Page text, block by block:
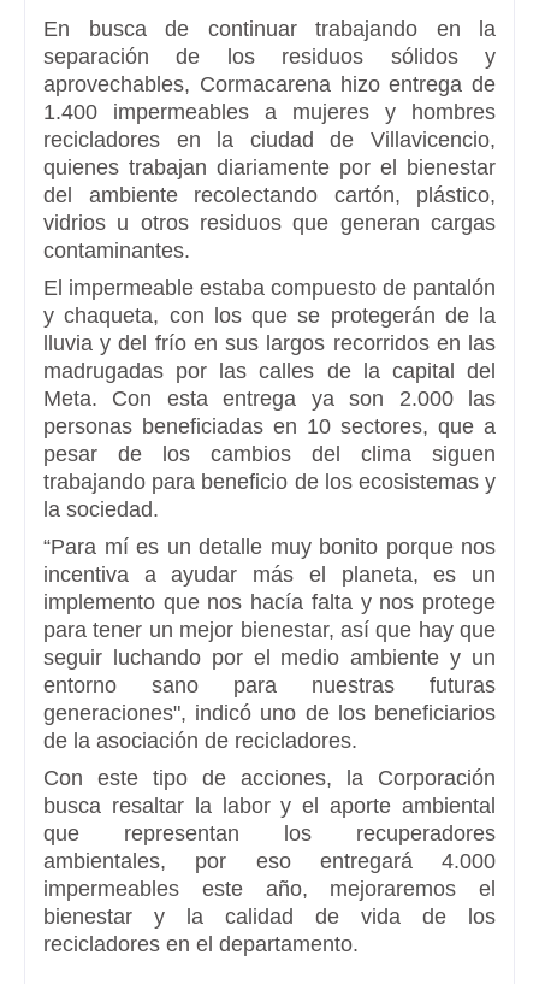
En busca de continuar trabajando en la
separación de los residuos sólidos y
aprovechables, Cormacarena hizo entrega de
1.400 impermeables a mujeres y hombres
recicladores en la ciudad de Villavicencio,
quienes trabajan diariamente por el bienestar
del ambiente recolectando cartón, plástico,
vidrios u otros residuos que generan cargas
contaminantes.
El impermeable estaba compuesto de pantalón
y chaqueta, con los que se protegerán de la
lluvia y del frío en sus largos recorridos en las
madrugadas por las calles de la capital del
Meta. Con esta entrega ya son 2.000 las
personas beneficiadas en 10 sectores, que a
pesar de los cambios del clima siguen
trabajando para beneficio de los ecosistemas y
la sociedad.
“Para mí es un detalle muy bonito porque nos
incentiva a ayudar más el planeta, es un
implemento que nos hacía falta y nos protege
para tener un mejor bienestar, así que hay que
seguir luchando por el medio ambiente y un
entorno sano para nuestras futuras
generaciones", indicó uno de los beneficiarios
de la asociación de recicladores.
Con este tipo de acciones, la Corporación
busca resaltar la labor y el aporte ambiental
que representan los recuperadores
ambientales, por eso entregará 4.000
impermeables este año, mejoraremos el
bienestar y la calidad de vida de los
recicladores en el departamento.